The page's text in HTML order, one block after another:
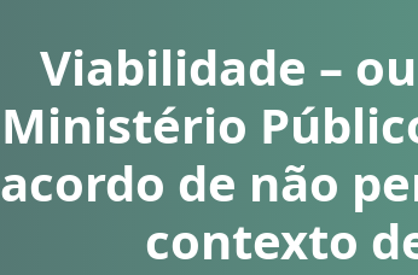
Viabilidade –
Ministério
acordo de não
contexto